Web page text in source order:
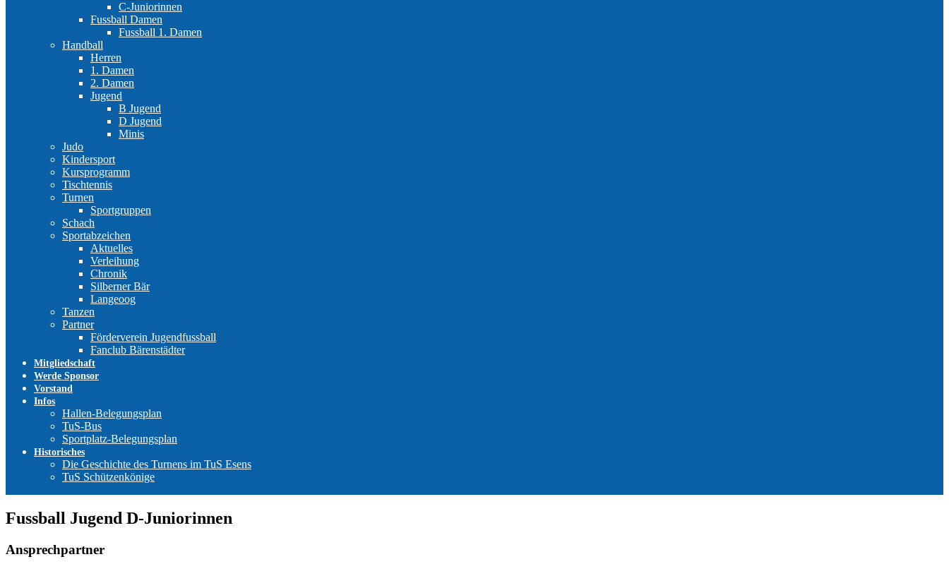
C-Juniorinnen
Fussball Damen
Fussball 1. Damen
Handball
Herren
1. Damen
2. Damen
Jugend
B Jugend
D Jugend
Minis
Judo
Kindersport
Kursprogramm
Tischtennis
Turnen
Sportgruppen
Schach
Sportabzeichen
Aktuelles
Verleihung
Chronik
Silberner Bär
Langeoog
Tanzen
Partner
Förderverein Jugendfussball
Fanclub Bärenstädter
Mitgliedschaft
Werde Sponsor
Vorstand
Infos
Hallen-Belegungsplan
TuS-Bus
Sportplatz-Belegungsplan
Historisches
Die Geschichte des Turnens im TuS Esens
TuS Schützenkönige
Fussball Jugend D-Juniorinnen
Ansprechpartner